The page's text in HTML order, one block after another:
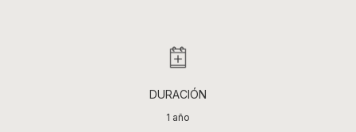
DURACIÓN
1 año